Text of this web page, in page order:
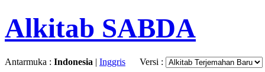
Alkitab SABDA
Antarmuka : Indonesia | Inggris Versi :